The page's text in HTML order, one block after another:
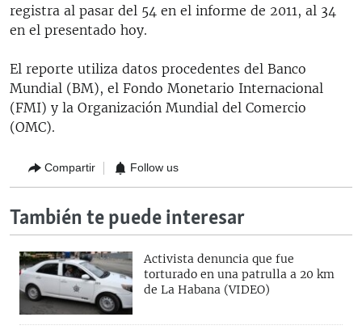
registra al pasar del 54 en el informe de 2011, al 34
en el presentado hoy.
El reporte utiliza datos procedentes del Banco
Mundial (BM), el Fondo Monetario Internacional
(FMI) y la Organización Mundial del Comercio
(OMC).
Compartir Follow us
También te puede interesar
Activista denuncia que fue
torturado en una patrulla a 20 km
de La Habana (VIDEO)